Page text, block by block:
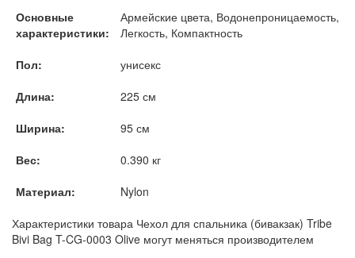
Основные
характеристики:
Армейские цвета, Водонепроницаемость,
Легкость, Компактность
Пол:
унисекс
Длина:
225 см
Ширина:
95 см
Вес:
0.390 кг
Материал:
Nylon
Характеристики товара Чехол для спальника (бивакзак) Tribe
Bivi Bag T-CG-0003 Olive могут меняться производителем